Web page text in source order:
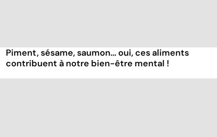
Piment, sésame, saumon... oui, ces aliments
contribuent à notre bien-être mental !